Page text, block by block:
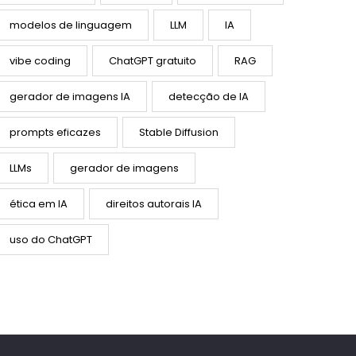
modelos de linguagem LLM IA
vibe coding ChatGPT gratuito RAG
gerador de imagens IA detecção de IA
prompts eficazes Stable Diffusion
LLMs gerador de imagens
ética em IA direitos autorais IA
uso do ChatGPT